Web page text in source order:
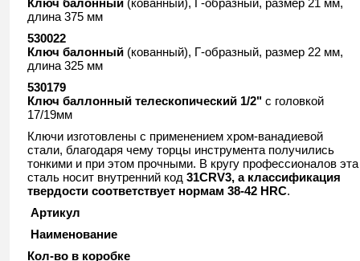
Ключ балонный (кованный), Г-образный, размер 21 мм,
длина 375 мм
530022
Ключ балонный (кованный), Г-образный, размер 22 мм,
длина 325 мм
530179
Ключ баллонный телескопический 1/2" с головкой
17/19мм
Ключи изготовлены с применением хром-ванадиевой
стали, благодаря чему торцы инструмента получились
тонкими и при этом прочными. В кругу профессионалов эта
сталь носит внутренний код 31CRV3, а классификация
твердости соответствует нормам 38-42 HRC.
Артикул
Наименование
Кол-во в коробке